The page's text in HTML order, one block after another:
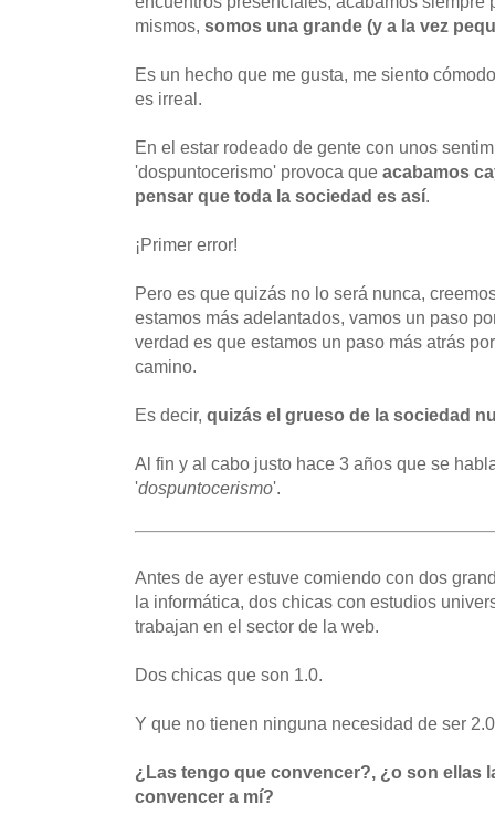
mismos, somos una grande (y a la vez
Es un hecho que me gusta, me siento
es irreal.
En el estar rodeado de gente con unos
'dospuntocerismo' provoca que acabamos
pensar que toda la sociedad es así.
¡Primer error!
Pero es que quizás no lo será nunca,
estamos más adelantados, vamos un paso
verdad es que estamos un paso más atrás
camino.
Es decir, quizás el grueso de la sociedad
Al fin y al cabo justo hace 3 años que se
'dospuntocerismo'.
Antes de ayer estuve comiendo con dos
la informática, dos chicas con estudios
trabajan en el sector de la web.
Dos chicas que son 1.0.
Y que no tienen ninguna necesidad de ser
¿Las tengo que convencer?, ¿o son ellas
convencer a mí?